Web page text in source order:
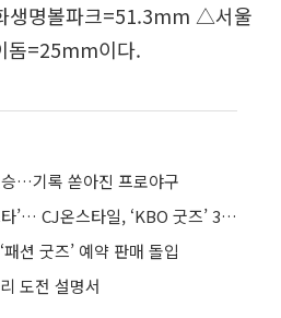
명볼파크=51.3mm △서울
돔=25mm이다.
…기록 쏟아진 프로야구
‘야구장선 나도 패셔니스타’… CJ온스타일, ‘KBO 굿즈’ 3만5000개 돌파
션 굿즈’ 예약 판매 돌입
도전 설명서